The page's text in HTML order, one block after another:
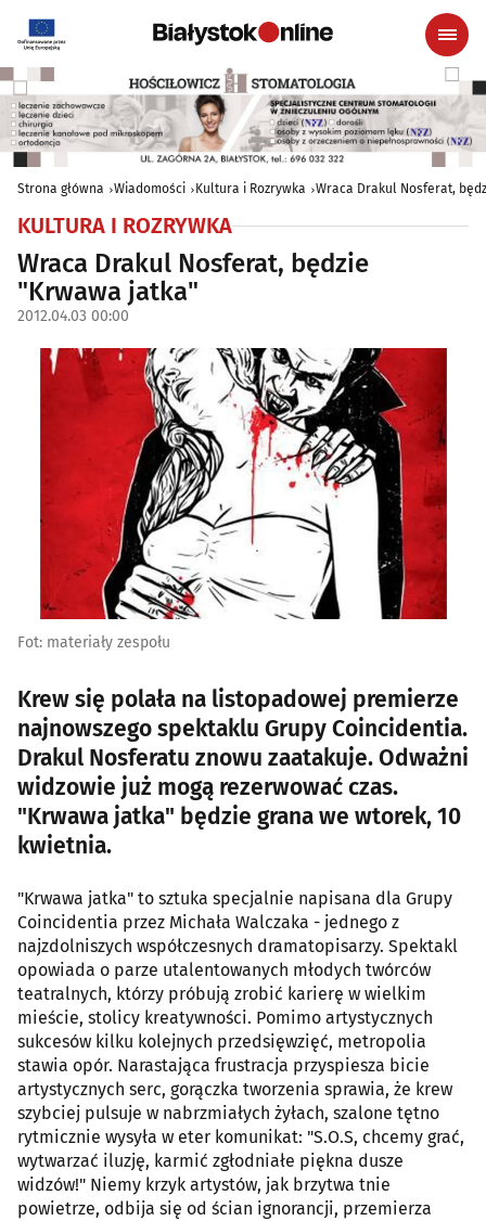
Strona główna Wiadomości Kultura i Rozrywka Wraca Drakul Nosferat,
KULTURA I ROZRYWKA
Wraca Drakul Nosferat, będzie
"Krwawa jatka"
2012.04.03 00:00
Fot: materiały zespołu
Krew się polała na listopadowej premierze
najnowszego spektaklu Grupy Coincidentia.
Drakul Nosferatu znowu zaatakuje. Odważni
widzowie już mogą rezerwować czas.
"Krwawa jatka" będzie grana we wtorek, 10
kwietnia.
"Krwawa jatka" to sztuka specjalnie napisana dla Grupy
Coincidentia przez Michała Walczaka - jednego z
najzdolniszych współczesnych dramatopisarzy. Spektakl
opowiada o parze utalentowanych młodych twórców
teatralnych, którzy próbują zrobić karierę w wielkim
mieście, stolicy kreatywności. Pomimo artystycznych
sukcesów kilku kolejnych przedsięwzięć, metropolia
stawia opór. Narastająca frustracja przyspiesza bicie
artystycznych serc, gorączka tworzenia sprawia, że krew
szybciej pulsuje w nabrzmiałych żyłach, szalone tętno
rytmicznie wysyła w eter komunikat: "S.O.S, chcemy grać,
wytwarzać iluzję, karmić zgłodniałe piękna dusze
widzów!" Niemy krzyk artystów, jak brzytwa tnie
powietrze, odbija się od ścian ignorancji, przemierza